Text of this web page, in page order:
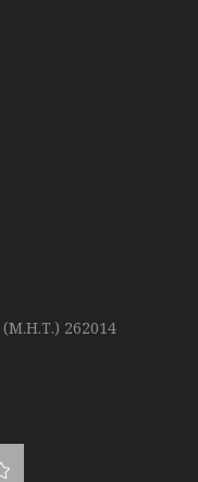
(Μ.Η.Τ.) 262014